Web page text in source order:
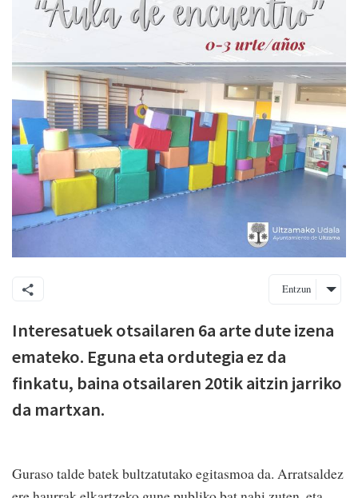
Entzun
Interesatuek otsailaren 6a arte dute izena
emateko. Eguna eta ordutegia ez da
finkatu, baina otsailaren 20tik aitzin jarriko
da martxan.
Guraso talde batek bultzatutako egitasmoa da. Arratsaldez